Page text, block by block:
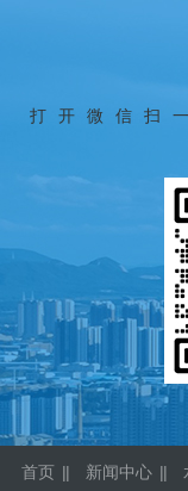
打开微信扫
首页 | 新闻中心 |